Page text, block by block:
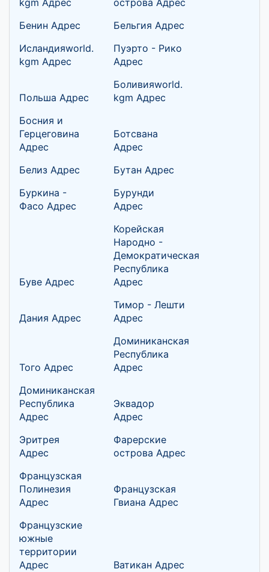
kgm Адрес
острова Адрес
Бенин Адрес
Бельгия Адрес
Исландияworld.
kgm Адрес
Пуэрто - Рико
Адрес
Польша Адрес
Боливияworld.
kgm Адрес
Босния и
Герцеговина
Адрес
Ботсвана
Адрес
Белиз Адрес
Бутан Адрес
Буркина -
Фасо Адрес
Бурунди
Адрес
Буве Адрес
Корейская
Народно -
Демократическая
Республика
Адрес
Дания Адрес
Тимор - Лешти
Адрес
Того Адрес
Доминиканская
Республика
Адрес
Доминиканская
Республика
Адрес
Эквадор
Адрес
Эритрея
Адрес
Фарерские
острова Адрес
Французская
Полинезия
Адрес
Французская
Гвиана Адрес
Французские
южные
территории
Адрес
Ватикан Адрес